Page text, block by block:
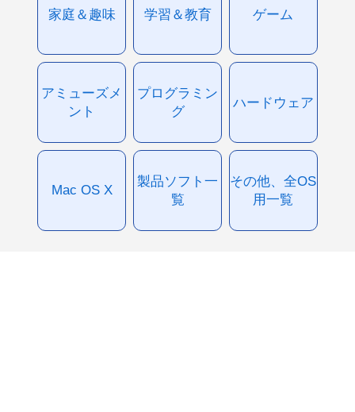
家庭＆趣味 学習＆教育 ゲーム
アミューズメ
ント
プログラミン
グ
ハードウェア
Mac OS X
製品ソフト一
覧
その他、全OS
用一覧